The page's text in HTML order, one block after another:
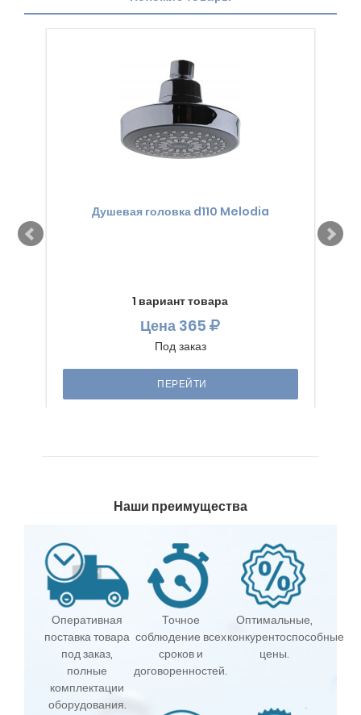
Душевая головка d110 Melodia
1 вариант товара
Цена 365
Под заказ
ПЕРЕЙТИ
Наши преимущества
Оперативная
поставка товара
под заказ,
полные
комплектации
оборудования.
Точное
соблюдение всех
сроков и
договоренностей.
Оптимальные,
конкурентоспособные
цены.